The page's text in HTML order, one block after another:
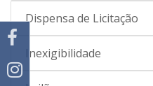
Dispensa de Licitação
Inexigibilidade